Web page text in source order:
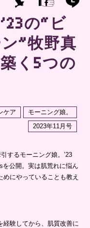
の“ビ
”牧野真
く5つの
ケア
モーニング娘。
2023年11月号
するモーニング娘。’23
公開。実は肌荒れに悩ん
にやっていることも教え
経験してから、肌質改善に